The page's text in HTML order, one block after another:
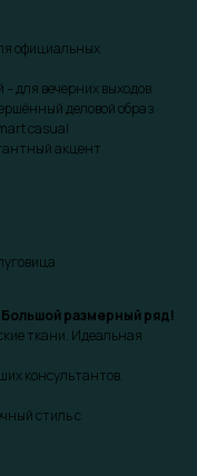
официальных
для вечерних выходов
деловой образ
casual
акцент
размерный ряд!
ткани. Идеальная
консультантов.
стиль с